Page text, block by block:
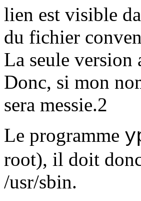
lien est visible
du fichier
La seule version
Donc, si mon
sera messie.2
Le programme
root), il doit
/usr/sbin.